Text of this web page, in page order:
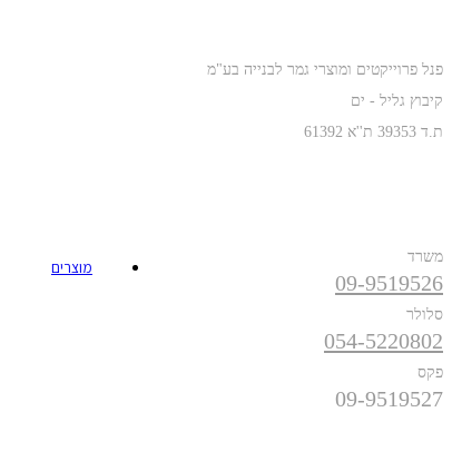
מוצרים
פנל פרוייקטים ומוצרי גמר לבנייה בע"מ
קיבוץ גליל - ים
ת.ד 39353 ת''א 61392
משרד
09-9519526
סלולר
054-5220802
פקס
09-9519527